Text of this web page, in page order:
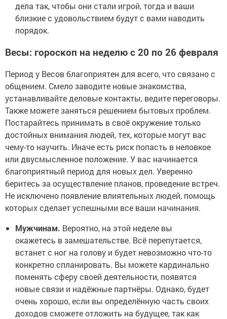
дела так, чтобы они стали игрой, тогда и ваши
близкие с удовольствием будут с вами наводить
порядок.
Весы: гороскоп на неделю с 20 по 26 февраля
Период у Весов благоприятен для всего, что связано с
общением. Смело заводите новые знакомства,
устанавливайте деловые контакты, ведите переговоры.
Также можете заняться решением бытовых проблем.
Постарайтесь принимать в своё окружение только
достойных внимания людей, тех, которые могут вас
чему-то научить. Иначе есть риск попасть в неловкое
или двусмысленное положение. У вас начинается
благоприятный период для новых дел. Уверенно
беритесь за осуществление планов, проведение встреч.
Не исключено появление влиятельных людей, помощь
которых сделает успешными все ваши начинания.
Мужчинам. Вероятно, на этой неделе вы
окажетесь в замешательстве. Всё перепутается,
встанет с ног на голову и будет невозможно что-то
конкретно спланировать. Вы можете кардинально
поменять сферу своей деятельности, появятся
новые связи и надёжные партнёры. Однако, будет
очень хорошо, если вы определённую часть своих
доходов сможете отложить на будущее, так как